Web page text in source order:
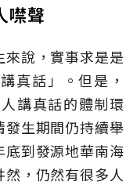
噤聲
說，實事求是是
真話」。但是，
講真話的體制環
生期間仍持續舉
到發源地華南海
，仍然有很多人